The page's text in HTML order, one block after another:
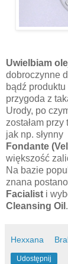
Uwielbiam
dobroczynne
bądź
przygoda z
Urody, po
zostałam
jak np. słynny
Fondante
większość
Na bazie
znana
Facialist i
Cleansing Oil .
Hexxana
Udostępnij